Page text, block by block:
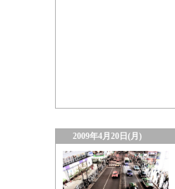
2009年4月20日(月)